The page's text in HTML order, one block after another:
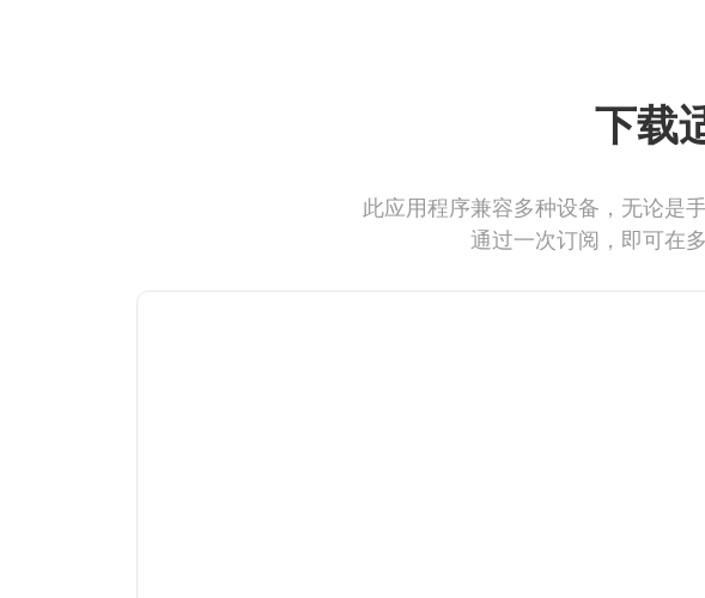
下载
此应用程序兼容多种设备，无论是
通过一次订阅，即可在